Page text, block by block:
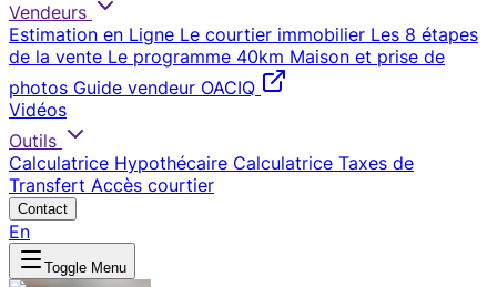
Vendeurs
Estimation en Ligne Le courtier immobilier Les 8 étapes
de la vente Le programme 40km Maison et prise de
photos Guide vendeur OACIQ
Vidéos
Outils
Calculatrice Hypothécaire Calculatrice Taxes de
Transfert Accès courtier
Contact
En
Toggle Menu